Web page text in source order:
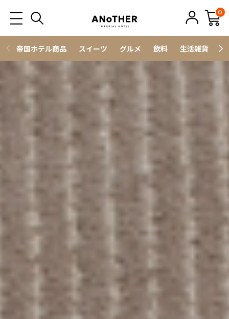
0
帝国ホテル商品 スイーツ グルメ 飲料 生活雑貨